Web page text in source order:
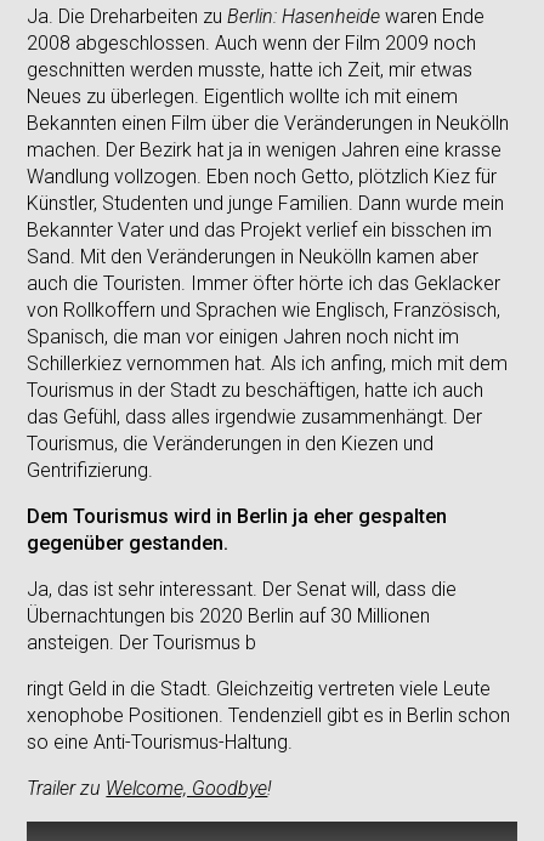
Ja. Die Dreharbeiten zuBerlin: Hasenheide waren Ende
2008 abgeschlossen. Auch wenn der Film 2009 noch
geschnitten werden musste, hatte ich Zeit, mir etwas
Neues zu überlegen. Eigentlich wollte ich mit einem
Bekannten einen Film über die Veränderungen in Neukölln
machen. Der Bezirk hat ja in wenigen Jahren eine krasse
Wandlung vollzogen. Eben noch Getto, plötzlich Kiez für
Künstler, Studenten und junge Familien. Dann wurde mein
Bekannter Vater und das Projekt verlief ein bisschen im
Sand. Mit den Veränderungen in Neukölln kamen aber
auch die Touristen. Immer öfter hörte ich das Geklacker
von Rollkoffern und Sprachen wie Englisch, Französisch,
Spanisch, die man vor einigen Jahren noch nicht im
Schillerkiez vernommen hat. Als ich anfing, mich mit dem
Tourismus in der Stadt zu beschäftigen, hatte ich auch
das Gefühl, dass alles irgendwie zusammenhängt. Der
Tourismus, die Veränderungen in den Kiezen und
Gentrifizierung.
Dem Tourismus wird in Berlin ja eher gespalten
gegenüber gestanden.
Ja, das ist sehr interessant. Der Senat will, dass die
Übernachtungen bis 2020 Berlin auf 30 Millionen
ansteigen. Der Tourismus b
ringt Geld in die Stadt. Gleichzeitig vertreten viele Leute
xenophobe Positionen. Tendenziell gibt es in Berlin schon
so eine Anti-Tourismus-Haltung.
Trailer zu Welcome, Goodbye!